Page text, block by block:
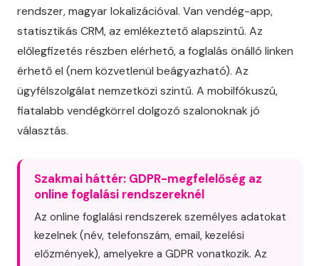
rendszer, magyar lokalizációval. Van vendég-app,
statisztikás CRM, az emlékeztető alapszintű. Az
előlegfizetés részben elérhető, a foglalás önálló linken
érhető el (nem közvetlenül beágyazható). Az
ügyfélszolgálat nemzetközi szintű. A mobilfókuszú,
fiatalabb vendégkörrel dolgozó szalonoknak jó
választás.
Szakmai háttér: GDPR-megfelelőség az
online foglalási rendszereknél
Az online foglalási rendszerek személyes adatokat
kezelnek (név, telefonszám, email, kezelési
előzmények), amelyekre a GDPR vonatkozik. Az